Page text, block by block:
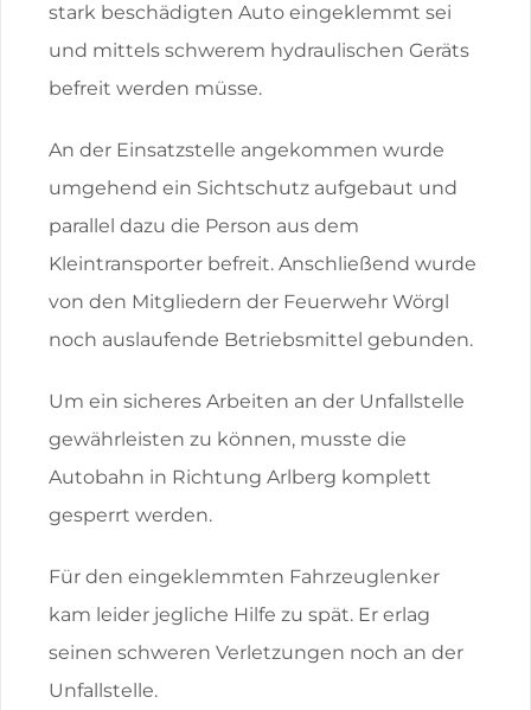
stark beschädigten Auto eingeklemmt sei
und mittels schwerem hydraulischen Geräts
befreit werden müsse.
An der Einsatzstelle angekommen wurde
umgehend ein Sichtschutz aufgebaut und
parallel dazu die Person aus dem
Kleintransporter befreit. Anschließend wurde
von den Mitgliedern der Feuerwehr Wörgl
noch auslaufende Betriebsmittel gebunden.
Um ein sicheres Arbeiten an der Unfallstelle
gewährleisten zu können, musste die
Autobahn in Richtung Arlberg komplett
gesperrt werden.
Für den eingeklemmten Fahrzeuglenker
kam leider jegliche Hilfe zu spät. Er erlag
seinen schweren Verletzungen noch an der
Unfallstelle.